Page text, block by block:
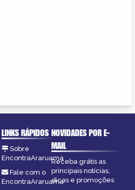
LINKS RÁPIDOS
Sobre
EncontraAraruama
Fale com o
EncontraAraruama
NOVIDADES POR E-
MAIL
Receba grátis as
principais notícias,
dicas e promoções